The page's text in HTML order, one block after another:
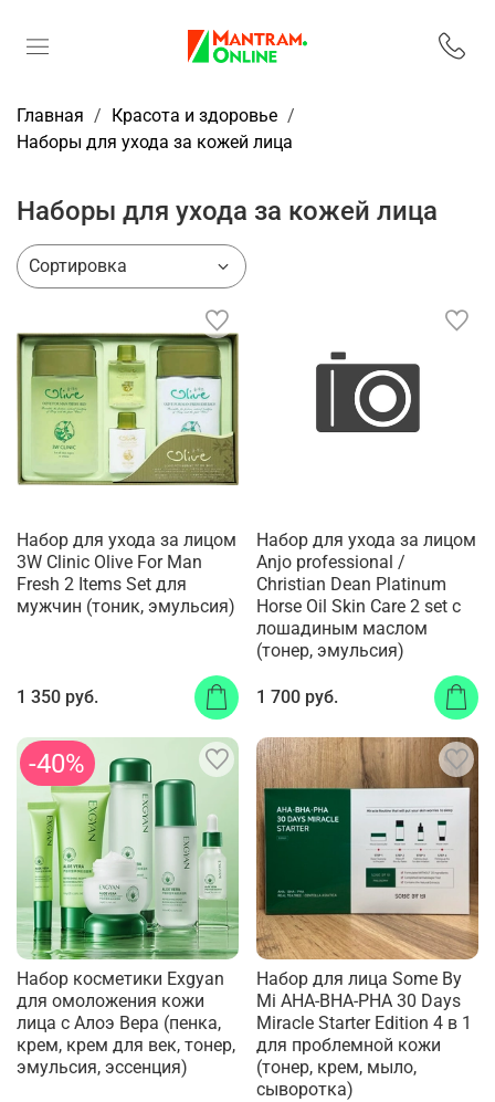
Главная
Красота и здоровье
Наборы для ухода за кожей лица
Наборы для ухода за кожей лица
Набор для ухода за лицом
3W Clinic Olive For Man
Fresh 2 Items Set для
мужчин (тоник, эмульсия)
1 350 руб.
Набор для ухода за лицом
Anjo professional /
Christian Dean Platinum
Horse Oil Skin Care 2 set с
лошадиным маслом
(тонер, эмульсия)
1 700 руб.
-40%
Набор косметики Exgyan
для омоложения кожи
лица с Алоэ Вера (пенка,
крем, крем для век, тонер,
эмульсия, эссенция)
Набор для лица Some By
Mi AHA-BHA-PHA 30 Days
Miracle Starter Edition 4 в 1
для проблемной кожи
(тонер, крем, мыло,
сыворотка)